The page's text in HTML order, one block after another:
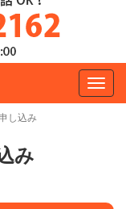
し込み
み